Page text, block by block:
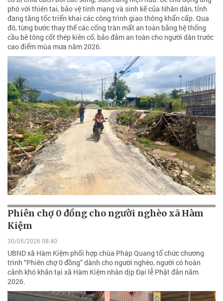
phó với thiên tai, bảo vệ tính mạng và sinh kế của Nhân dân, tỉnh
đang tăng tốc triển khai các công trình giao thông khẩn cấp. Qua
đó, từng bước thay thế các cống tràn mất an toàn bằng hệ thống
cầu bê tông cốt thép kiên cố, bảo đảm an toàn cho người dân trước
cao điểm mùa mưa năm 2026.
Phiên chợ 0 đồng cho người nghèo xã Hàm
Kiệm
30/05/2026 08:40
UBND xã Hàm Kiệm phối hợp chùa Pháp Quang tổ chức chương
trình “Phiên chợ 0 đồng” dành cho người nghèo, người có hoàn
cảnh khó khăn tại xã Hàm Kiệm nhân dịp Đại lễ Phật đản năm
2026.